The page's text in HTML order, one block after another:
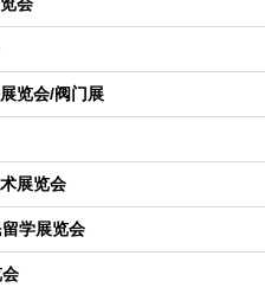
览会/阀门展
展览会
学展览会